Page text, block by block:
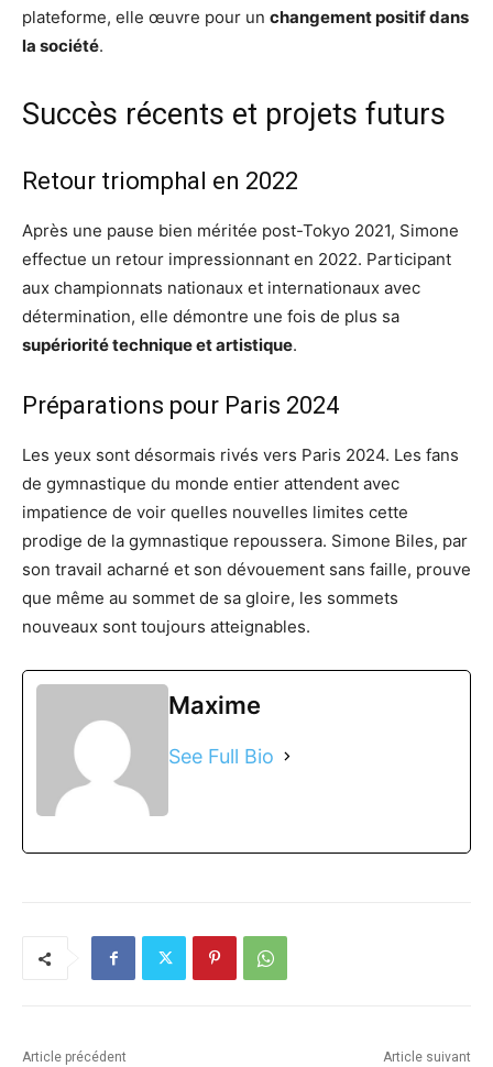
plateforme, elle œuvre pour un changement positif dans
la société.
Succès récents et projets futurs
Retour triomphal en 2022
Après une pause bien méritée post-Tokyo 2021, Simone
effectue un retour impressionnant en 2022. Participant
aux championnats nationaux et internationaux avec
détermination, elle démontre une fois de plus sa
supériorité technique et artistique.
Préparations pour Paris 2024
Les yeux sont désormais rivés vers Paris 2024. Les fans
de gymnastique du monde entier attendent avec
impatience de voir quelles nouvelles limites cette
prodige de la gymnastique repoussera. Simone Biles, par
son travail acharné et son dévouement sans faille, prouve
que même au sommet de sa gloire, les sommets
nouveaux sont toujours atteignables.
Maxime
See Full Bio
Article précédent Article suivant